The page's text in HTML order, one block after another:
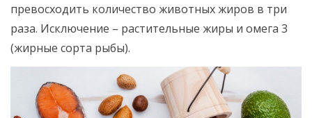
превосходить количество животных жиров в три
раза. Исключение – растительные жиры и омега 3
(жирные сорта рыбы).